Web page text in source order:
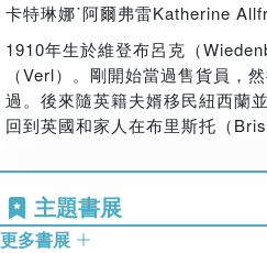
卡特琳娜˙阿爾弗雷Katherine
1910年生於維登布呂克（
（Verl）。剛開始當過售貨員，
過。後來隨英籍夫婿移民紐西蘭
回到英國和家人在布里斯托（
繪者
瑪汀娜˙邁爾Martina Mair
主題書展
更多書展